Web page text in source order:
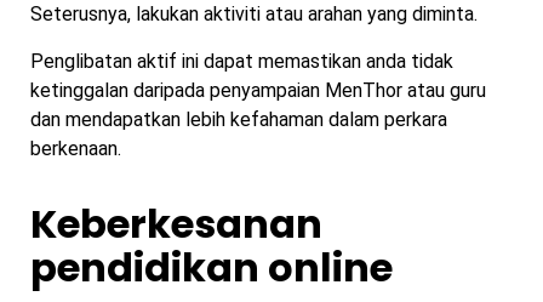
Seterusnya, lakukan aktiviti atau arahan yang diminta.
Penglibatan aktif ini dapat memastikan anda tidak
ketinggalan daripada penyampaian MenThor atau guru
dan mendapatkan lebih kefahaman dalam perkara
berkenaan.
Keberkesanan
pendidikan online